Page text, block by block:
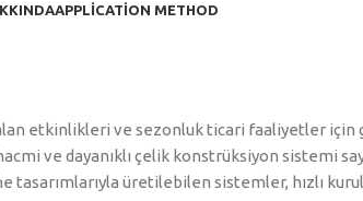
APPLICATION METHOD
alan etkinlikleri ve sezonluk ticari faaliyetler
ve dayanıklı çelik konstrüksiyon sistemi
üretilebilen sistemler, hızlı